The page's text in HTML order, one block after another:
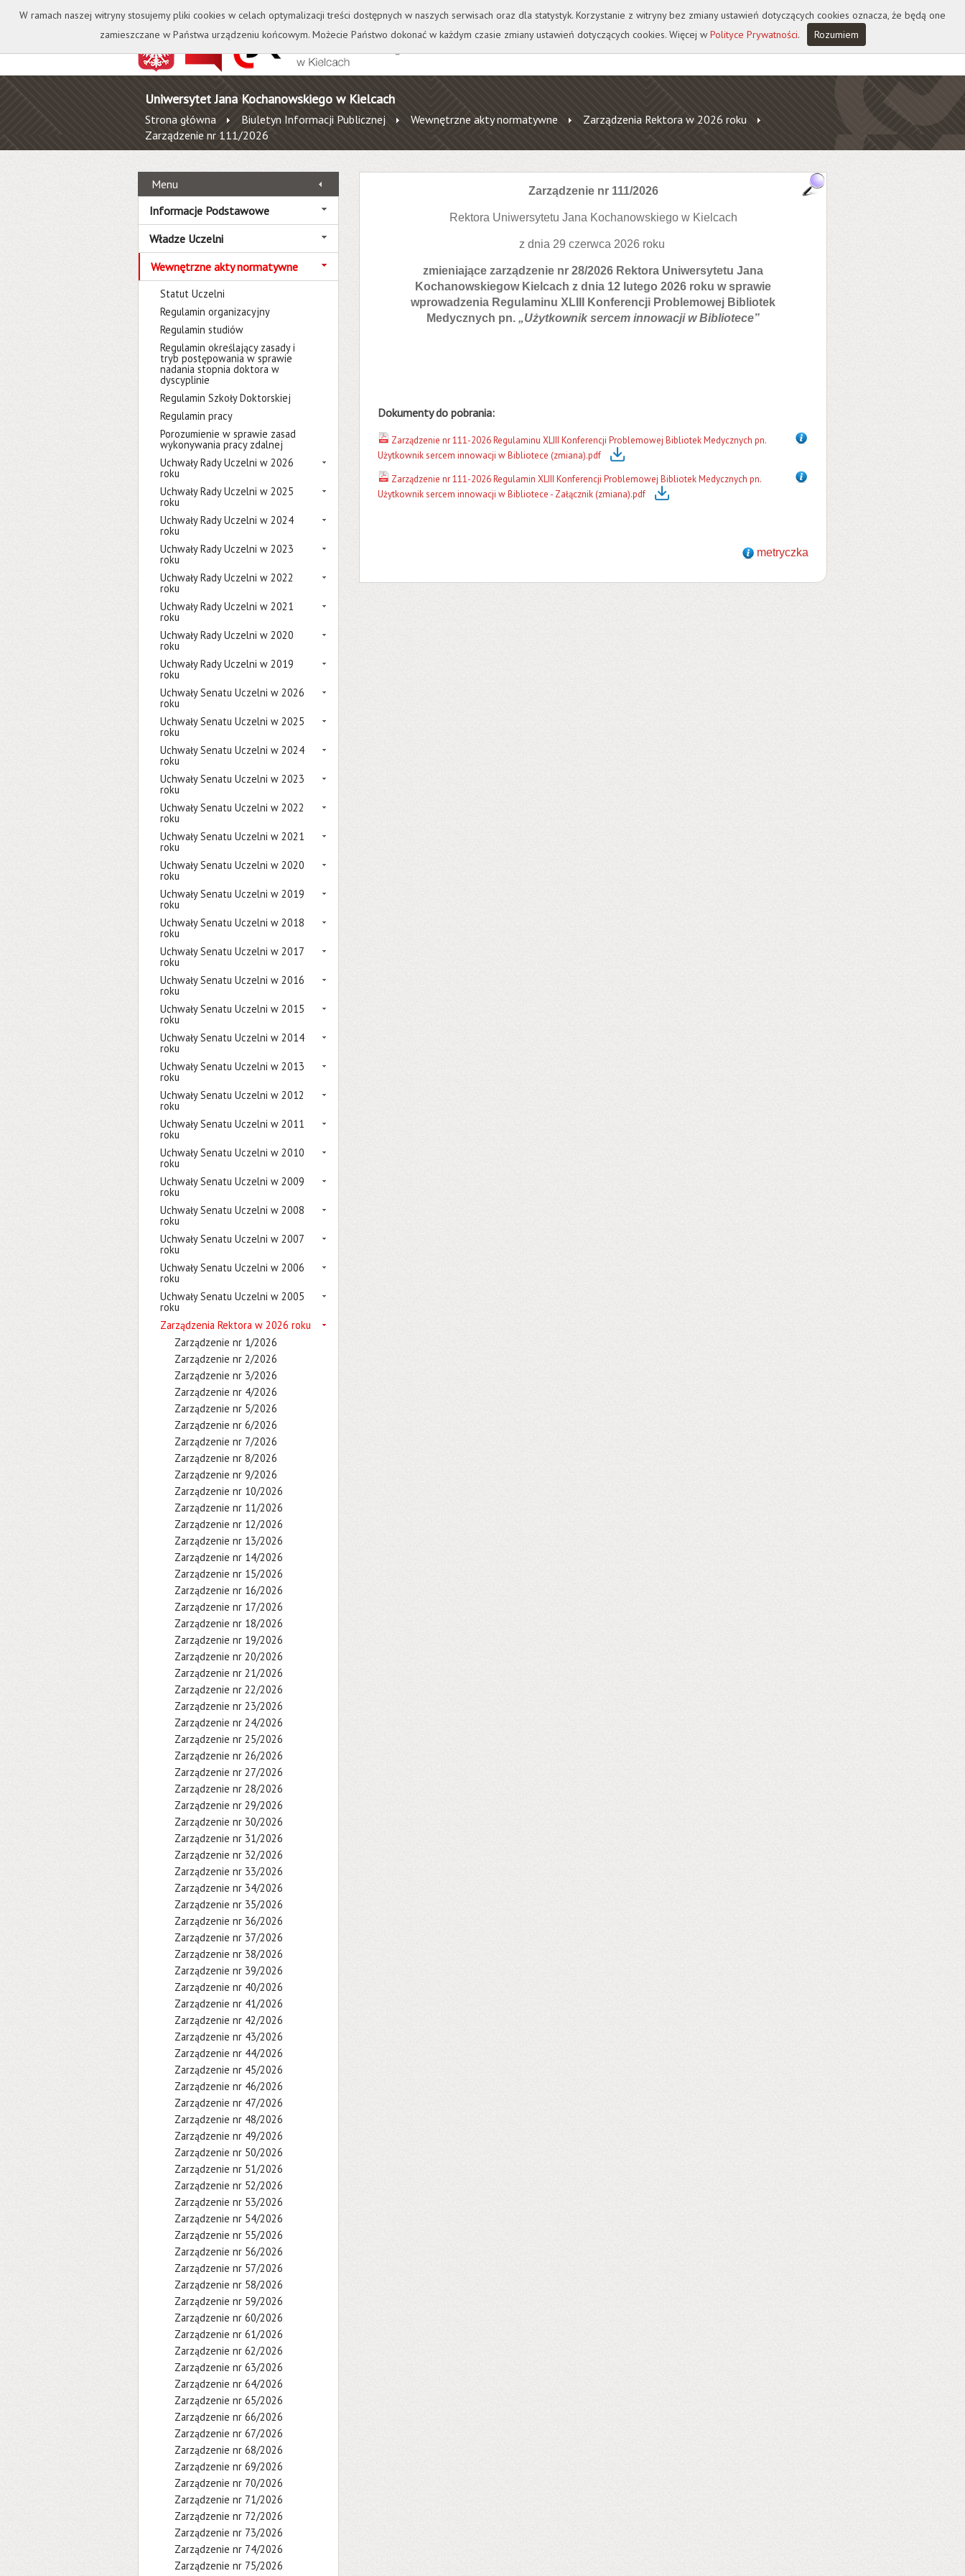
Kontakt Biblioteka Wydawnictwo Wirtualna Uczelnia A A A A
Uniwersytet Jana Kochanowskiego w Kielcach
Strona główna Biuletyn Informacji Publicznej Wewnętrzne akty normatywne
Zarządzenia Rektora w 2026 roku
Zarządzenie nr 111/2026
Menu
Informacje Podstawowe
Władze Uczelni
Wewnętrzne akty normatywne
Statut Uczelni
Regulamin organizacyjny
Regulamin studiów
Regulamin określający zasady i
tryb postępowania w sprawie
nadania stopnia doktora w
dyscyplinie
Regulamin Szkoły Doktorskiej
Regulamin pracy
Porozumienie w sprawie zasad
wykonywania pracy zdalnej
Uchwały Rady Uczelni w 2026
roku
Uchwały Rady Uczelni w 2025
roku
Uchwały Rady Uczelni w 2024
roku
Uchwały Rady Uczelni w 2023
roku
Uchwały Rady Uczelni w 2022
roku
Uchwały Rady Uczelni w 2021
roku
Uchwały Rady Uczelni w 2020
roku
Uchwały Rady Uczelni w 2019
roku
Uchwały Senatu Uczelni w 2026
roku
Uchwały Senatu Uczelni w 2025
roku
Uchwały Senatu Uczelni w 2024
roku
Uchwały Senatu Uczelni w 2023
roku
Uchwały Senatu Uczelni w 2022
roku
Uchwały Senatu Uczelni w 2021
roku
Uchwały Senatu Uczelni w 2020
roku
Uchwały Senatu Uczelni w 2019
roku
Uchwały Senatu Uczelni w 2018
roku
Uchwały Senatu Uczelni w 2017
roku
Uchwały Senatu Uczelni w 2016
roku
Uchwały Senatu Uczelni w 2015
roku
Uchwały Senatu Uczelni w 2014
roku
Uchwały Senatu Uczelni w 2013
roku
Uchwały Senatu Uczelni w 2012
roku
Uchwały Senatu Uczelni w 2011
roku
Uchwały Senatu Uczelni w 2010
roku
Uchwały Senatu Uczelni w 2009
roku
Uchwały Senatu Uczelni w 2008
roku
Uchwały Senatu Uczelni w 2007
roku
Uchwały Senatu Uczelni w 2006
roku
Uchwały Senatu Uczelni w 2005
roku
Zarządzenia Rektora w 2026 roku
Zarządzenie nr 1/2026
Zarządzenie nr 2/2026
Zarządzenie nr 3/2026
Zarządzenie nr 4/2026
Zarządzenie nr 5/2026
Zarządzenie nr 6/2026
Zarządzenie nr 7/2026
Zarządzenie nr 8/2026
Zarządzenie nr 9/2026
Zarządzenie nr 10/2026
Zarządzenie nr 11/2026
Zarządzenie nr 12/2026
Zarządzenie nr 13/2026
Zarządzenie nr 14/2026
Zarządzenie nr 15/2026
Zarządzenie nr 16/2026
Zarządzenie nr 17/2026
Zarządzenie nr 18/2026
Zarządzenie nr 19/2026
Zarządzenie nr 20/2026
Zarządzenie nr 21/2026
Zarządzenie nr 22/2026
Zarządzenie nr 23/2026
Zarządzenie nr 24/2026
Zarządzenie nr 25/2026
Zarządzenie nr 26/2026
Zarządzenie nr 27/2026
Zarządzenie nr 28/2026
Zarządzenie nr 29/2026
Zarządzenie nr 30/2026
Zarządzenie nr 31/2026
Zarządzenie nr 32/2026
Zarządzenie nr 33/2026
Zarządzenie nr 34/2026
Zarządzenie nr 35/2026
Zarządzenie nr 36/2026
Zarządzenie nr 37/2026
Zarządzenie nr 38/2026
Zarządzenie nr 39/2026
Zarządzenie nr 40/2026
Zarządzenie nr 41/2026
Zarządzenie nr 42/2026
Zarządzenie nr 43/2026
Zarządzenie nr 44/2026
Zarządzenie nr 45/2026
Zarządzenie nr 46/2026
Zarządzenie nr 47/2026
Zarządzenie nr 48/2026
Zarządzenie nr 49/2026
Zarządzenie nr 50/2026
Zarządzenie nr 51/2026
Zarządzenie nr 52/2026
Zarządzenie nr 53/2026
Zarządzenie nr 54/2026
Zarządzenie nr 55/2026
Zarządzenie nr 56/2026
Zarządzenie nr 57/2026
Zarządzenie nr 58/2026
Zarządzenie nr 59/2026
Zarządzenie nr 60/2026
Zarządzenie nr 61/2026
Zarządzenie nr 62/2026
Zarządzenie nr 63/2026
Zarządzenie nr 64/2026
Zarządzenie nr 65/2026
Zarządzenie nr 66/2026
Zarządzenie nr 67/2026
Zarządzenie nr 68/2026
Zarządzenie nr 69/2026
Zarządzenie nr 70/2026
Zarządzenie nr 71/2026
Zarządzenie nr 72/2026
Zarządzenie nr 73/2026
Zarządzenie nr 74/2026
Zarządzenie nr 75/2026
Zarządzenie nr 111/2026
Rektora Uniwersytetu Jana Kochanowskiego w Kielcach
z dnia 29 czerwca 2026 roku
zmieniające zarządzenie nr 28/2026 Rektora Uniwersytetu Jana
Kochanowskiegow Kielcach z dnia 12 lutego 2026 roku w sprawie
wprowadzenia Regulaminu XLIII Konferencji Problemowej Bibliotek
Medycznych pn. „Użytkownik sercem innowacji w Bibliotece”
Dokumenty do pobrania:
Zarządzenie nr 111-2026 Regulaminu XLIII Konferencji Problemowej Bibliotek Medycznych pn.
Użytkownik sercem innowacji w Bibliotece (zmiana).pdf
Zarządzenie nr 111-2026 Regulamin XLIII Konferencji Problemowej Bibliotek Medycznych pn.
Użytkownik sercem innowacji w Bibliotece - Załącznik (zmiana).pdf
metryczka
W ramach naszej witryny stosujemy pliki cookies w celach optymalizacji treści dostępnych w naszych serwisach oraz dla statystyk. Korzystanie z witryny bez zmiany ustawień dotyczących cookies oznacza, że będą one
zamieszczane w Państwa urządzeniu końcowym. Możecie Państwo dokonać w każdym czasie zmiany ustawień dotyczących cookies. Więcej w Polityce Prywatności. Rozumiem